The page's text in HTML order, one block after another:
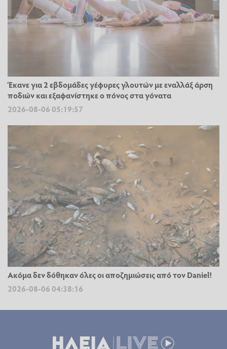
Έκανε για 2 εβδομάδες γέφυρες γλουτών με εναλλάξ άρση
ποδιών και εξαφανίστηκε ο πόνος στα γόνατα
2026-08-06 05:19:57
Ακόμα δεν δόθηκαν όλες οι αποζημιώσεις από τον Daniel!
2026-08-06 04:38:16